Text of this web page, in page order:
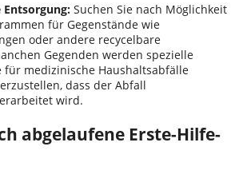
Suchen Sie nach Möglichkeit
für Gegenstände wie
oder andere recycelbare
Gegenden werden spezielle
für medizinische Haushaltsabfälle
dass der Abfall
wird.
abgelaufene Erste-Hilfe-